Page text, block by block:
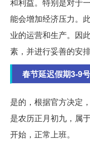
和利益。特别是对于
能会增加经济压力。
业的运营和生产。因
素，并进行妥善的安排
春节延迟假期3-9
是的，根据官方决定
是农历正月初九，属
开始，正常上班。